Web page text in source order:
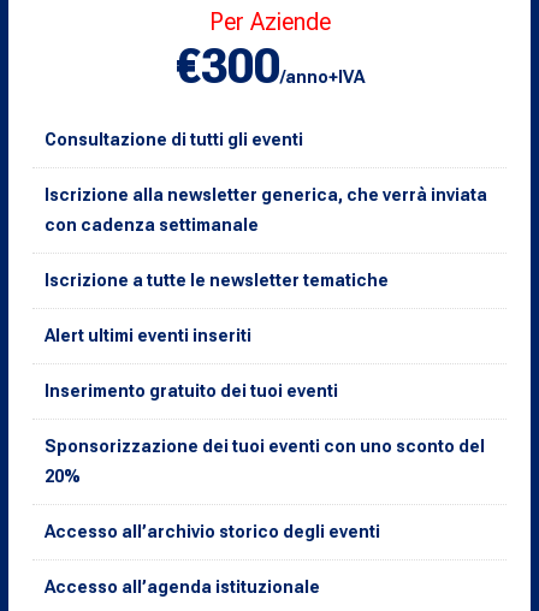
Per Aziende
€300/anno+IVA
Consultazione di tutti gli eventi
Iscrizione alla newsletter generica, che verrà inviata
con cadenza settimanale
Iscrizione a tutte le newsletter tematiche
Alert ultimi eventi inseriti
Inserimento gratuito dei tuoi eventi
Sponsorizzazione dei tuoi eventi con uno sconto del
20%
Accesso all’archivio storico degli eventi
Accesso all’agenda istituzionale